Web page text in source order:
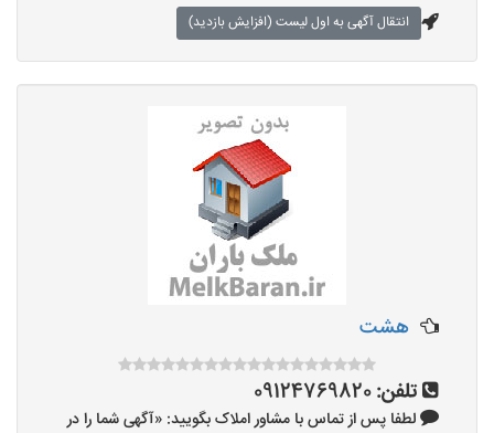
انتقال آگهی به اول لیست (افزایش بازدید)
هشت
تلفن:09124769820
لطفا پس از تماس با مشاور املاک بگویید: «آگهی شما را در